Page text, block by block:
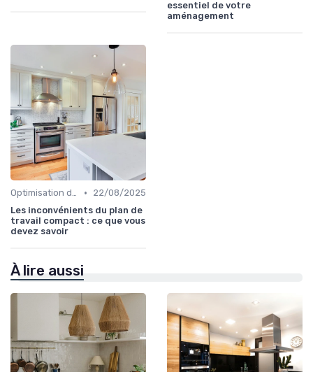
essentiel de votre
aménagement
Optimisation de l'Espace •
22/08/2025
Les inconvénients du plan de
travail compact : ce que vous
devez savoir
À lire aussi